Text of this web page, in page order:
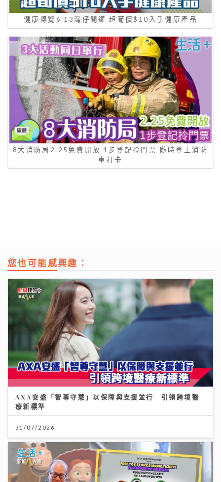
健康博覽6.13灣仔開鑼 超筍價$10入手健康產品
8大消防局2.25免費開放 1步登記拎門票 隨時登上消防
車打卡
您也可能感興趣：
AXA安盛「智尊守慧」以保障與支援並行 引領跨境醫
療新標準
31/07/2026